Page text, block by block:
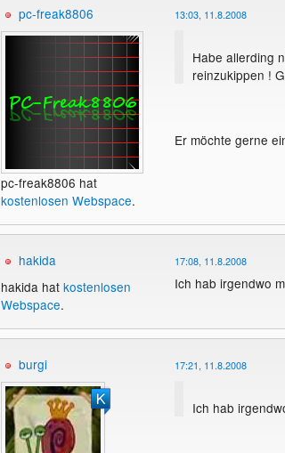
pc-freak8806
pc-freak8806 hat
kostenlosen Webspace.
13:03, 11.8.2008
Habe allerding
reinzukippen !
Er möchte gerne
hakida
hakida hat kostenlosen
Webspace.
17:08, 11.8.2008
Ich hab irgendwo
burgi 17:21, 11.8.2008
Ich hab